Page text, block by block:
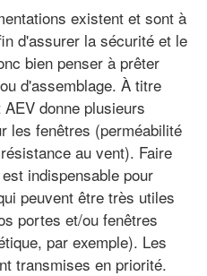
existent et sont à
d'assurer la sécurité et le
bien penser à prêter
d'assemblage. À titre
donne plusieurs
les fenêtres (perméabilité
au vent). Faire
indispensable pour
peuvent être très utiles
portes et/ou fenêtres
par exemple). Les
transmises en priorité.